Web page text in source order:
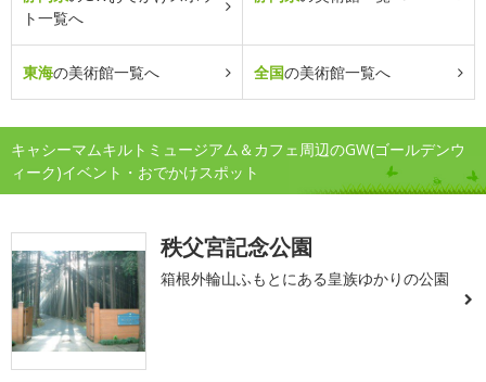
ト一覧へ
東海の美術館一覧へ 全国の美術館一覧へ
キャシーマムキルトミュージアム＆カフェ周辺のGW(ゴールデンウ
ィーク)イベント・おでかけスポット
秩父宮記念公園
箱根外輪山ふもとにある皇族ゆかりの公園